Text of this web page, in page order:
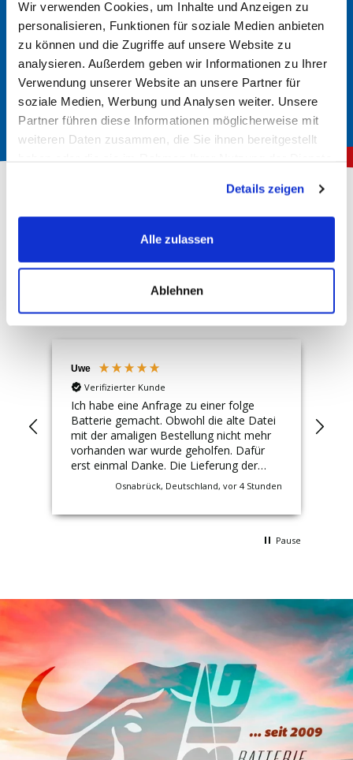
Wir verwenden Cookies, um Inhalte und Anzeigen zu
personalisieren, Funktionen für soziale Medien anbieten
zu können und die Zugriffe auf unsere Website zu
analysieren. Außerdem geben wir Informationen zu Ihrer
Verwendung unserer Website an unsere Partner für
soziale Medien, Werbung und Analysen weiter. Unsere
Partner führen diese Informationen möglicherweise mit
weiteren Daten zusammen, die Sie ihnen bereitgestellt
Details zeigen
Alle zulassen
Ablehnen
Im Handbuch nachsehen
In der Regel finden Sie im Handbuch Ihrer Anlage
Informationen über den richtigen Batterietyp. Hier werden
die erforderlichen Spezifikationen und Größen angegeben.
Über 150.000 zufriedene Kunden
10.143 Bewertungen
Uwe
Verifizierter Kunde
Ich habe eine Anfrage zu einer folge
Batterie gemacht. Obwohl die alte Datei
mit der amaligen Bestellung nicht mehr
vorhanden war wurde geholfen. Dafür
erst einmal Danke. Die Lieferung der
neuen Batterie ging schnell und der Preis
Osnabrück, Deutschland, vor 4 Stunden
Pause